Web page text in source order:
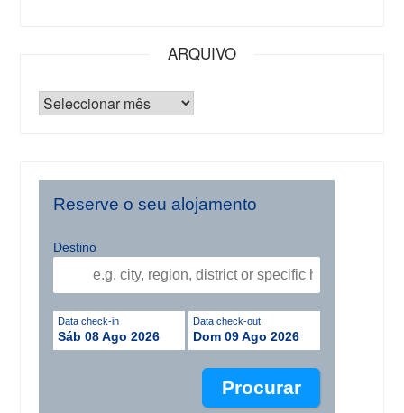
ARQUIVO
Reserve o seu alojamento
Destino
Data check-in
Sáb 08 Ago 2026
Data check-out
Dom 09 Ago 2026